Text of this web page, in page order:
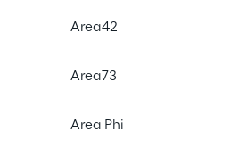
Area42
Area73
Area Phi